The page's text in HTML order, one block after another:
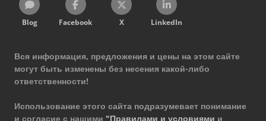
Blog Facebook X LinkedIn
Вся информация, предложения и цены на этом сайте
могут быть изменены без несения какой-либо
ответственности!
Использование этого сайта подразумевает понимание
и согласие с нашими "Правилами и условиями и